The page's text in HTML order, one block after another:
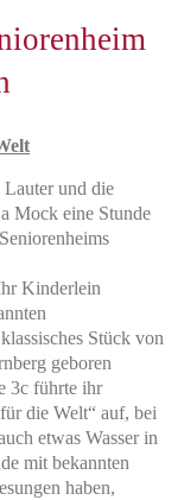
und die
Mock eine Stunde
Kinderlein
Stück von
geboren
3c führte ihr
die Welt“ auf, bei
etwas Wasser in
mit bekannten
haben,